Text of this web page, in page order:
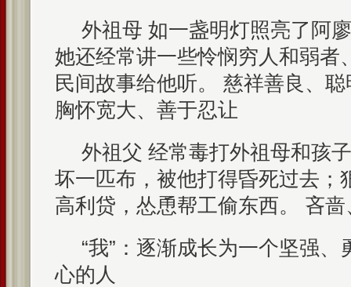
外祖母 如一盏明灯照亮了阿
她还经常讲一些怜悯穷人和弱者
民间故事给他听。 慈祥善良、
胸怀宽大、善于忍让
外祖父 经常毒打外祖母和孩
坏一匹布，被他打得昏死过去；
高利贷，怂恿帮工偷东西。 吝
“我”：逐渐成长为一个坚强
心的人